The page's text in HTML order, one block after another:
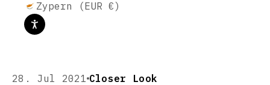
Zypern (EUR €)
28. Jul 2021 Closer Look